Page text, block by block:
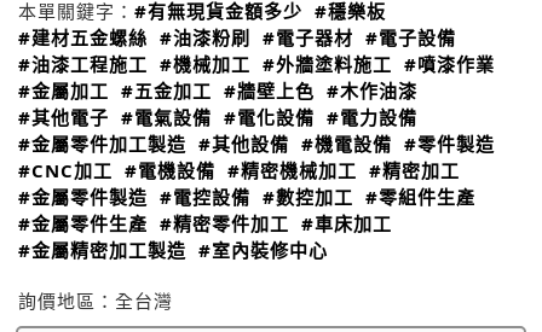
本單關鍵字： #有無現貨金額多少 #穩樂板
#建材五金螺絲 #油漆粉刷 #電子器材 #電子設備
#油漆工程施工 #機械加工 #外牆塗料施工 #噴漆作業
#金屬加工 #五金加工 #牆壁上色 #木作油漆
#其他電子 #電氣設備 #電化設備 #電力設備
#金屬零件加工製造 #其他設備 #機電設備 #零件製造
#CNC加工 #電機設備 #精密機械加工 #精密加工
#金屬零件製造 #電控設備 #數控加工 #零組件生產
#金屬零件生產 #精密零件加工 #車床加工
#金屬精密加工製造 #室內裝修中心
詢價地區： 全台灣